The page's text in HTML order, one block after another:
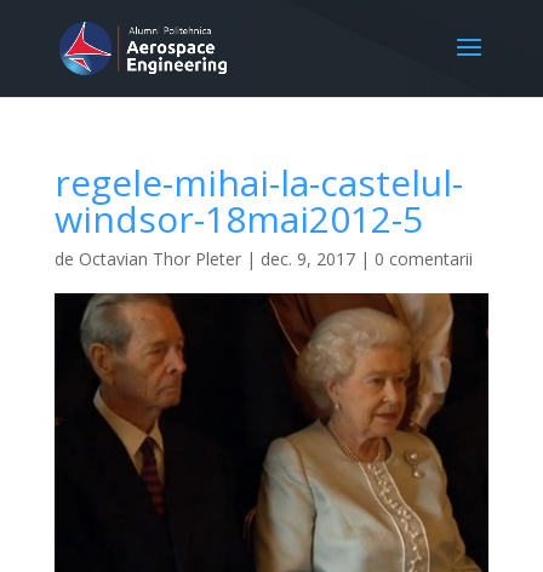
regele-mihai-la-castelul-
windsor-18mai2012-5
de Octavian Thor Pleter| dec. 9, 2017| 0 comentarii